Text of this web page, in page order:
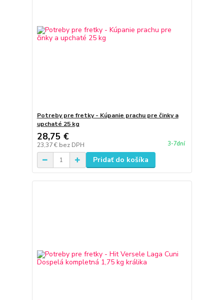
Potreby pre fretky - Kúpanie prachu pre činky a
upchaté 25 kg
28,75 €
23,37 € bez DPH 3-7dní
Pridať do košíka